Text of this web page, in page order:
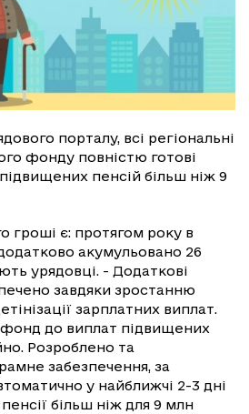
порталу, всі регіональні
фонду повністю готові
пенсій більш ніж 9
гроші є: протягом року в
акумульовано 26
урядовці. - Додаткові
завдяки зростанню
зарплатних виплат.
до виплат підвищених
Розроблено та
забезпечення, за
у найближчі 2-3 дні
більш ніж для 9 млн